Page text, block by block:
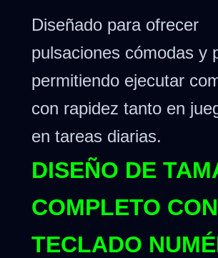
Diseñado para ofrecer
pulsaciones cómodas y
permitiendo ejecutar
con rapidez tanto en
en tareas diarias.
DISEÑO DE
COMPLETO CON
TECLADO